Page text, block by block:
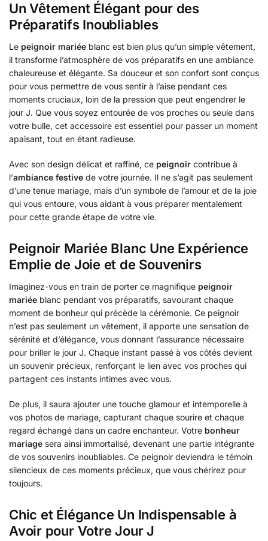
Un Vêtement Élégant pour des
Préparatifs Inoubliables
Le peignoir mariée blanc est bien plus qu’un simple vêtement,
il transforme l’atmosphère de vos préparatifs en une ambiance
chaleureuse et élégante. Sa douceur et son confort sont conçus
pour vous permettre de vous sentir à l’aise pendant ces
moments cruciaux, loin de la pression que peut engendrer le
jour J. Que vous soyez entourée de vos proches ou seule dans
votre bulle, cet accessoire est essentiel pour passer un moment
apaisant, tout en étant radieuse.
Avec son design délicat et raffiné, ce peignoir contribue à
l’ambiance festive de votre journée. Il ne s’agit pas seulement
d’une tenue mariage, mais d’un symbole de l’amour et de la joie
qui vous entoure, vous aidant à vous préparer mentalement
pour cette grande étape de votre vie.
Peignoir Mariée Blanc Une Expérience
Emplie de Joie et de Souvenirs
Imaginez-vous en train de porter ce magnifique peignoir
mariée blanc pendant vos préparatifs, savourant chaque
moment de bonheur qui précède la cérémonie. Ce peignoir
n’est pas seulement un vêtement, il apporte une sensation de
sérénité et d’élégance, vous donnant l’assurance nécessaire
pour briller le jour J. Chaque instant passé à vos côtés devient
un souvenir précieux, renforçant le lien avec vos proches qui
partagent ces instants intimes avec vous.
De plus, il saura ajouter une touche glamour et intemporelle à
vos photos de mariage, capturant chaque sourire et chaque
regard échangé dans un cadre enchanteur. Votre bonheur
mariage sera ainsi immortalisé, devenant une partie intégrante
de vos souvenirs inoubliables. Ce peignoir deviendra le témoin
silencieux de ces moments précieux, que vous chérirez pour
toujours.
Chic et Élégance Un Indispensable à
Avoir pour Votre Jour J